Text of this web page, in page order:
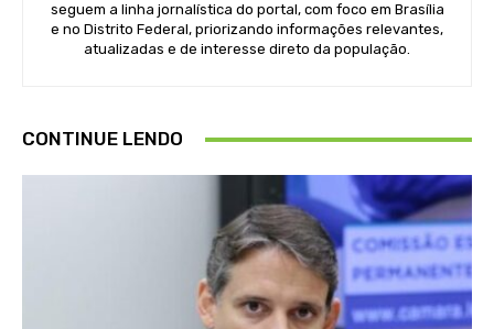
seguem a linha jornalística do portal, com foco em Brasília
e no Distrito Federal, priorizando informações relevantes,
atualizadas e de interesse direto da população.
CONTINUE LENDO